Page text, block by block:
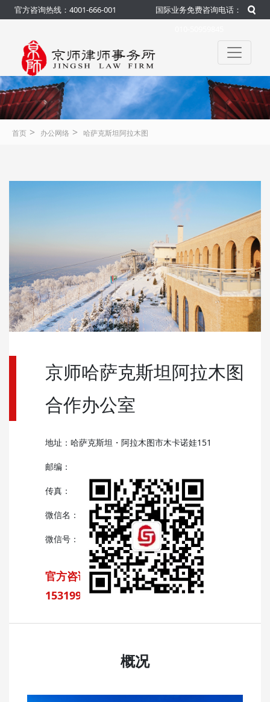
官方咨询热线：4001-666-001
国际业务免费咨询电话：
首页 > 办公网络 > 哈萨克斯坦阿拉木图
京师哈萨克斯坦阿拉木图
合作办公室
地址：哈萨克斯坦・阿拉木图市木卡诺娃151
邮编：
传真：
微信名：
微信号：
官方咨询热线：13520291360、
15319970860
概况